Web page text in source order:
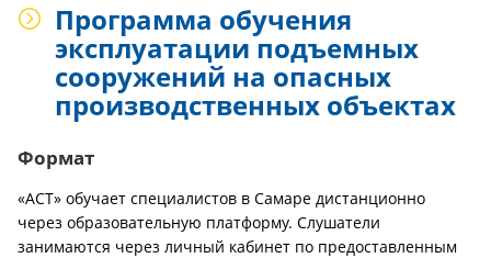
Программа обучения
эксплуатации подъемных
сооружений на опасных
производственных объектах
Формат
«АСТ» обучает специалистов в Самаре дистанционно
через образовательную платформу. Слушатели
занимаются через личный кабинет по предоставленным